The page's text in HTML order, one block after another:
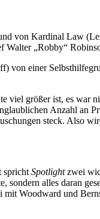
von Kardinal Law
Walter „Robby“
von einer
viel größer ist, es war
Anzahl an
steck. Also
spricht Spotlightzwei
alles daran
mit Woodward und